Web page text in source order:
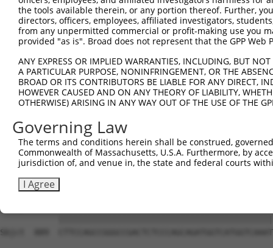
the tools available therein, or any portion thereof. Further,
directors, officers, employees, affiliated investigators,
from any unpermitted commercial or profit-making use you
provided "as is". Broad does not represent that the GPP
ANY EXPRESS OR IMPLIED WARRANTIES, INCLUDING, BUT
A PARTICULAR PURPOSE, NONINFRINGEMENT, OR THE
BROAD OR ITS CONTRIBUTORS BE LIABLE FOR ANY DIRECT,
HOWEVER CAUSED AND ON ANY THEORY OF LIABILITY,
OTHERWISE) ARISING IN ANY WAY OUT OF THE USE OF THE
Governing Law
The terms and conditions herein shall be construed,
Commonwealth of Massachusetts, U.S.A. Furthermore, by
jurisdiction of, and venue in, the state and federal courts
I Agree